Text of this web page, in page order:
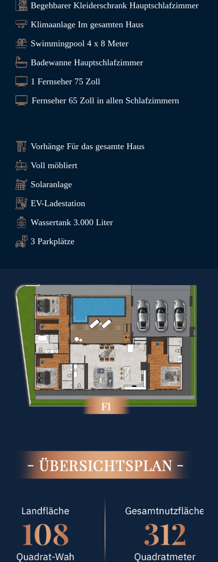
Begehbarer Kleiderschrank Hauptschlafzimmer
Klimaanlage Im gesamten Haus
Swimmingpool 4 x 8 Meter
Badewanne Hauptschlafzimmer
1 Fernseher 75 Zoll
Fernseher 65 Zoll in allen Schlafzimmern
Vorhänge Für das gesamte Haus
Voll möbliert
Solaranlage
EV-Ladestation
Wassertank 3.000 Liter
3 Parkplätze